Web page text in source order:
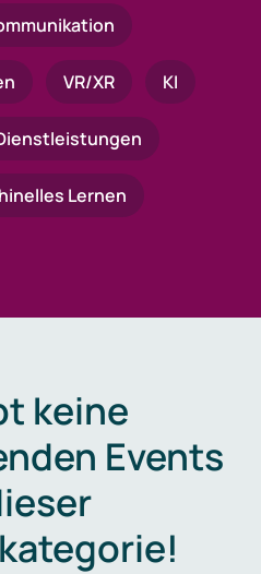
VR/XR KI
Lernen
keine
Events